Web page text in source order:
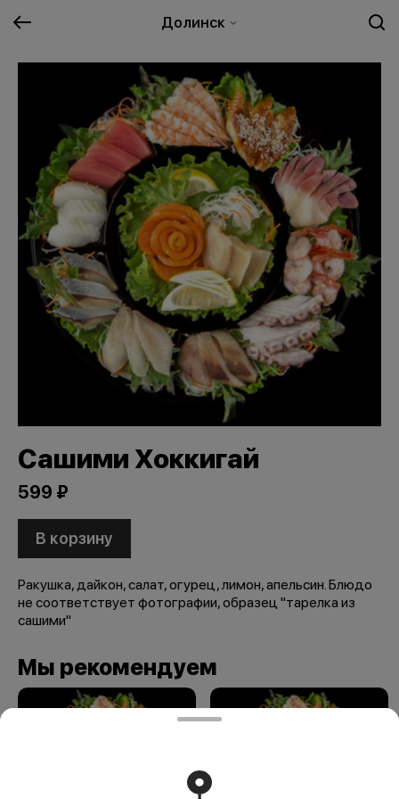
Долинск
Сашими Хоккигай
599 ₽
В корзину
Ракушка, дайкон, салат, огурец, лимон, апельсин. Блюдо
не соответствует фотографии, образец "тарелка из
сашими"
Мы рекомендуем